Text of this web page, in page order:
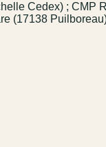
Cedex) ; CMP
(17138